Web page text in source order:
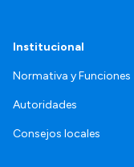
Institucional
Normativa y Funciones
Autoridades
Consejos locales